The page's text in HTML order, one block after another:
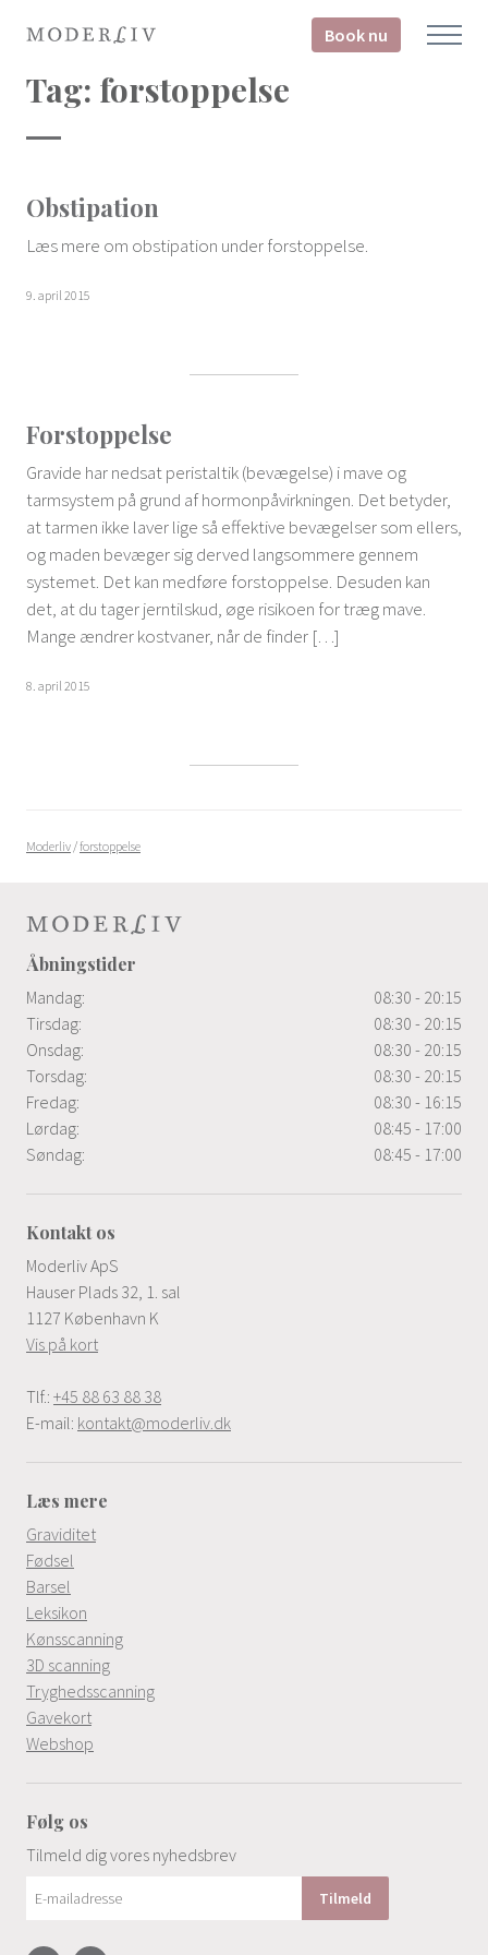
Book nu
Tag: forstoppelse
Obstipation
Læs mere om obstipation under forstoppelse.
9. april 2015
Forstoppelse
Gravide har nedsat peristaltik (bevægelse) i mave og
tarmsystem på grund af hormonpåvirkningen. Det betyder,
at tarmen ikke laver lige så effektive bevægelser som ellers,
og maden bevæger sig derved langsommere gennem
systemet. Det kan medføre forstoppelse. Desuden kan
det, at du tager jerntilskud, øge risikoen for træg mave.
Mange ændrer kostvaner, når de finder […]
8. april 2015
Moderliv/forstoppelse
Åbningstider
Mandag:
08:30 - 20:15
Tirsdag:
08:30 - 20:15
Onsdag:
08:30 - 20:15
Torsdag:
08:30 - 20:15
Fredag:
08:30 - 16:15
Lørdag:
08:45 - 17:00
Søndag:
08:45 - 17:00
Kontakt os
Moderliv ApS
Hauser Plads 32, 1. sal
1127 København K
Vis på kort
Tlf.: +45 88 63 88 38
E-mail: kontakt@moderliv.dk
Læs mere
Graviditet
Fødsel
Barsel
Leksikon
Kønsscanning
3D scanning
Tryghedsscanning
Gavekort
Webshop
Følg os
Tilmeld dig vores nyhedsbrev